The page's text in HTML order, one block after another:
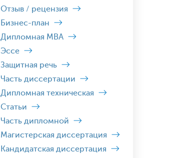
Отзыв / рецензия
Бизнес-план
Дипломная MBA
Эссе
Защитная речь
Часть диссертации
Дипломная техническая
Статьи
Часть дипломной
Магистерская диссертация
Кандидатская диссертация